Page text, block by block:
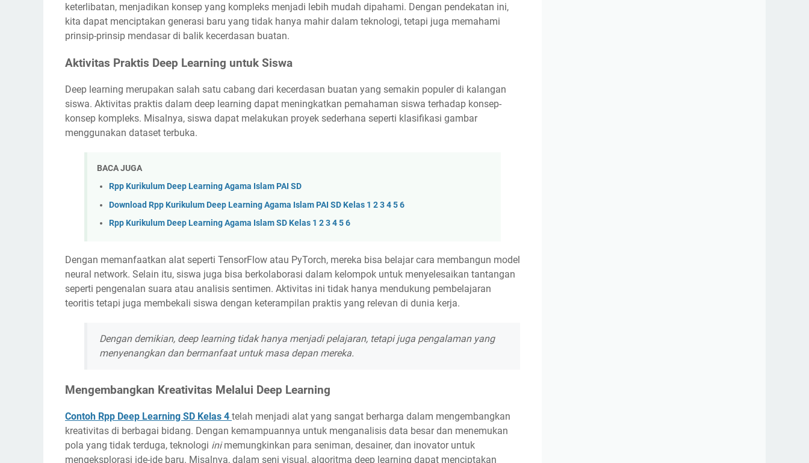
keterlibatan, menjadikan konsep yang kompleks menjadi lebih mudah dipahami. Dengan pendekatan ini,
kita dapat menciptakan generasi baru yang tidak hanya mahir dalam teknologi, tetapi juga memahami
prinsip-prinsip mendasar di balik kecerdasan buatan.
Aktivitas Praktis Deep Learning untuk Siswa
Deep learning merupakan salah satu cabang dari kecerdasan buatan yang semakin populer di kalangan
siswa. Aktivitas praktis dalam deep learning dapat meningkatkan pemahaman siswa terhadap konsep-
konsep kompleks. Misalnya, siswa dapat melakukan proyek sederhana seperti klasifikasi gambar
menggunakan dataset terbuka.
BACA JUGA
Rpp Kurikulum Deep Learning Agama Islam PAI SD
Download Rpp Kurikulum Deep Learning Agama Islam PAI SD Kelas 1 2 3 4 5 6
Rpp Kurikulum Deep Learning Agama Islam SD Kelas 1 2 3 4 5 6
Dengan memanfaatkan alat seperti TensorFlow atau PyTorch, mereka bisa belajar cara membangun model
neural network. Selain itu, siswa juga bisa berkolaborasi dalam kelompok untuk menyelesaikan tantangan
seperti pengenalan suara atau analisis sentimen. Aktivitas ini tidak hanya mendukung pembelajaran
teoritis tetapi juga membekali siswa dengan keterampilan praktis yang relevan di dunia kerja.
Dengan demikian, deep learning tidak hanya menjadi pelajaran, tetapi juga pengalaman yang
menyenangkan dan bermanfaat untuk masa depan mereka.
Mengembangkan Kreativitas Melalui Deep Learning
Contoh Rpp Deep Learning SD Kelas 4 telah menjadi alat yang sangat berharga dalam mengembangkan
kreativitas di berbagai bidang. Dengan kemampuannya untuk menganalisis data besar dan menemukan
pola yang tidak terduga, teknologi inimemungkinkan para seniman, desainer, dan inovator untuk
mengeksplorasi ide-ide baru. Misalnya, dalam seni visual, algoritma deep learning dapat menciptakan